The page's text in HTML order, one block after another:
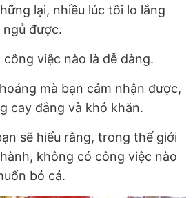
lại, nhiều lúc tôi lo lắng
được.
việc nào là dễ dàng.
mà bạn cảm nhận được,
cay đắng và khó khăn.
sẽ hiểu rằng, trong thế giới
không có công việc nào
bỏ cả.